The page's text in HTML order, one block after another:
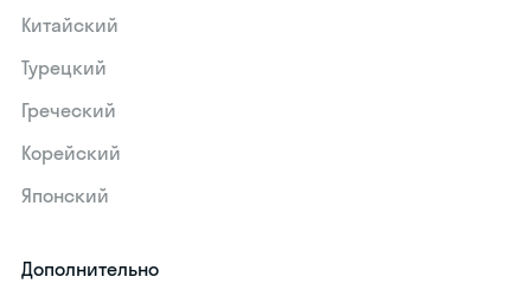
Китайский
Турецкий
Греческий
Корейский
Японский
Дополнительно